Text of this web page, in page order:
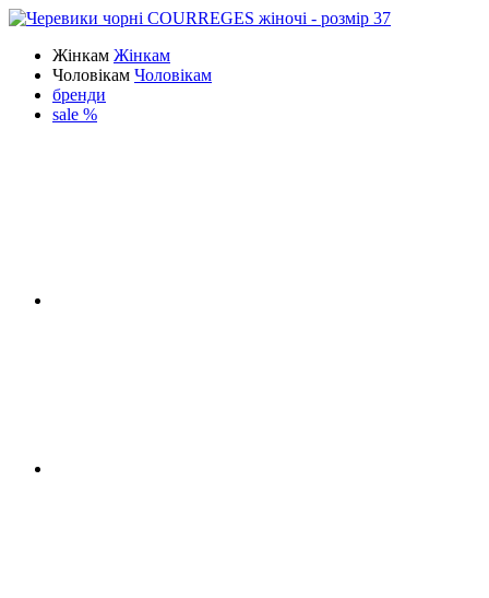
Жінкам Жінкам
Чоловікам Чоловікам
бренди
sale %